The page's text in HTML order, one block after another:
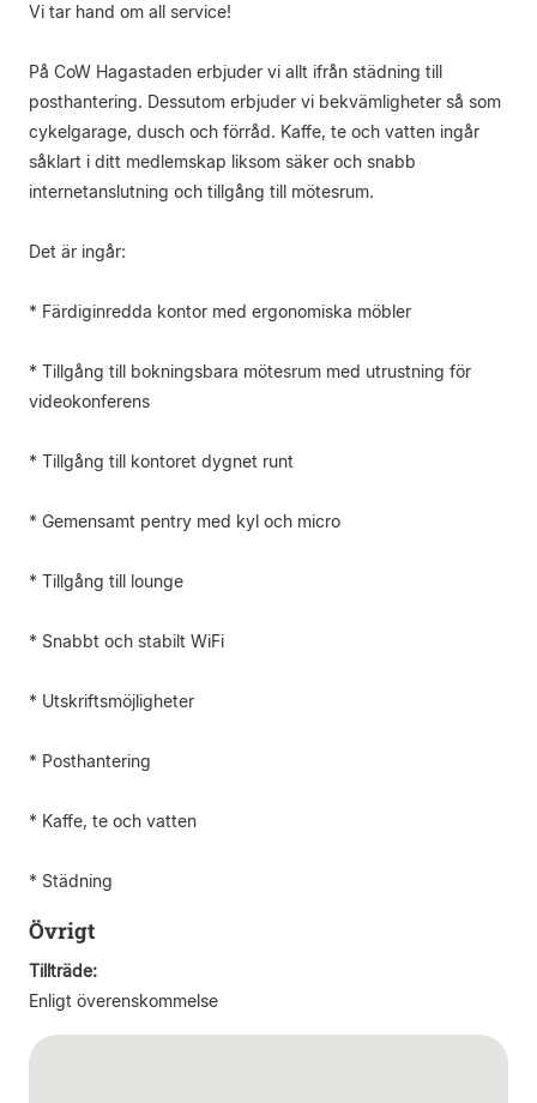
Vi tar hand om all service!
På CoW Hagastaden erbjuder vi allt ifrån städning till
posthantering. Dessutom erbjuder vi bekvämligheter så som
cykelgarage, dusch och förråd. Kaffe, te och vatten ingår
såklart i ditt medlemskap liksom säker och snabb
internetanslutning och tillgång till mötesrum.
Det är ingår:
* Färdiginredda kontor med ergonomiska möbler
* Tillgång till bokningsbara mötesrum med utrustning för
videokonferens
* Tillgång till kontoret dygnet runt
* Gemensamt pentry med kyl och micro
* Tillgång till lounge
* Snabbt och stabilt WiFi
* Utskriftsmöjligheter
* Posthantering
* Kaffe, te och vatten
* Städning
Övrigt
Tillträde:
Enligt överenskommelse